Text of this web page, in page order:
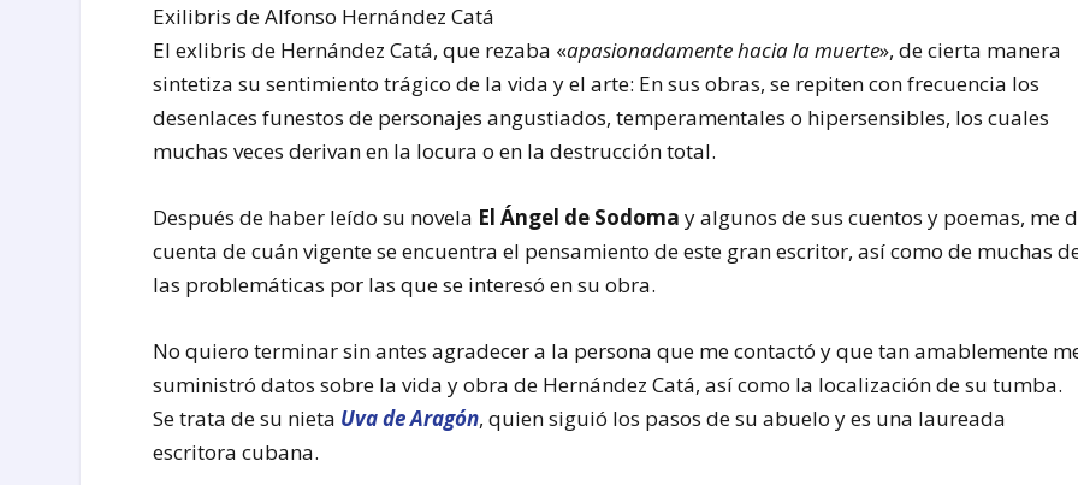
Exilibris de Alfonso Hernández Catá
El exlibris de Hernández Catá, que rezaba «apasionadamente hacia la muerte», de cierta manera
sintetiza su sentimiento trágico de la vida y el arte: En sus obras, se repiten con frecuencia los
desenlaces funestos de personajes angustiados, temperamentales o hipersensibles, los cuales
muchas veces derivan en la locura o en la destrucción total.
Después de haber leído su novela El Ángel de Sodoma y algunos de sus cuentos y poemas, me
cuenta de cuán vigente se encuentra el pensamiento de este gran escritor, así como de muchas
las problemáticas por las que se interesó en su obra.
No quiero terminar sin antes agradecer a la persona que me contactó y que tan amablemente
suministró datos sobre la vida y obra de Hernández Catá, así como la localización de su tumba.
Se trata de su nieta Uva de Aragón, quien siguió los pasos de su abuelo y es una laureada
escritora cubana.